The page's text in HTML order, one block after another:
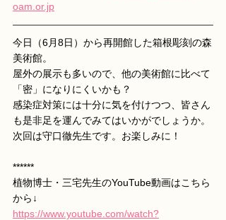
oam.or.jp
今日（6月8日）から再開館した箱根彫刻の森
美術館。
屋外の展示も多いので、他の美術館に比べて
「密」になりにくいかも？
感染症対策には十分に気を付けつつ、皆さん
も是非足を運んでみてはいかがでしょうか。
次回は守口徹先生です。お楽しみに！
******
植物博士・三宅先生のYouTube動画はこちら
から↓
https://www.youtube.com/watch?